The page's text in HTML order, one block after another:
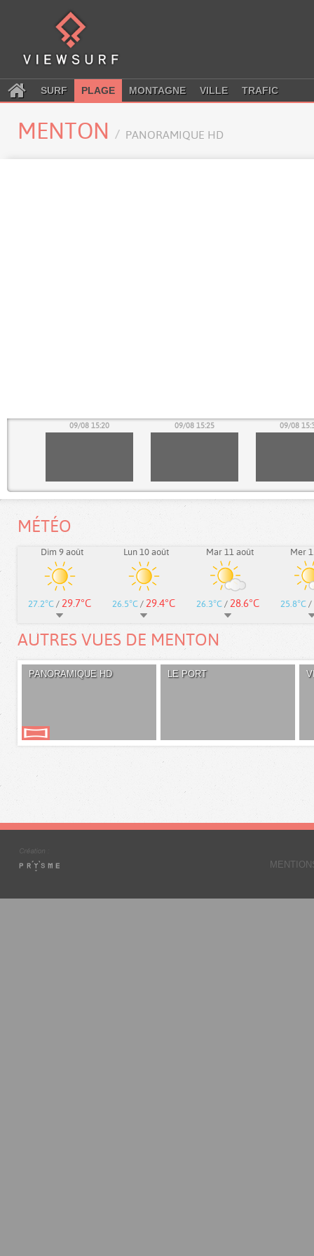
SURF PLAGE MONTAGNE VILLE TRAFIC
MENTON PANORAMIQUE HD
09/08 15:20 09/08 15:25 09/08
MÉTÉO
Dim 9 août
27.2°C / 29.7°C
Lun 10 août
26.5°C / 29.4°C
Mar 11 août
26.3°C / 28.6°C
Mer
25.8°C /
AUTRES VUES DE MENTON
PANORAMIQUE HD LE PORT